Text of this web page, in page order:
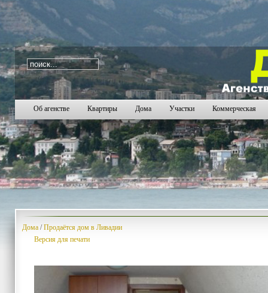
i=59
11281129 1130 1132 11331134
Об агенстве Квартиры Дома Участки Коммерческая
Дома /Продаётся дом в Ливадии
Версия для печати